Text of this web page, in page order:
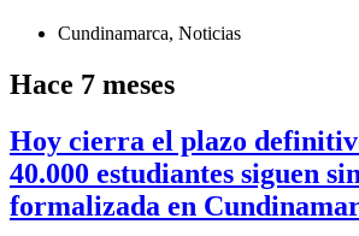
Cundinamarca, Noticias
Hace 7 meses
Hoy cierra el plazo
40.000 estudiantes siguen
formalizada en